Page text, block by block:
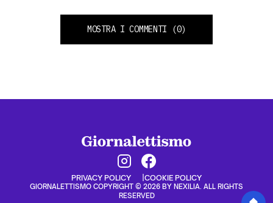
MOSTRA I COMMENTI (0)
PRIVACY POLICY COOKIE POLICY
GIORNALETTISMO COPYRIGHT © 2026 BY NEXILIA. ALL RIGHTS
RESERVED